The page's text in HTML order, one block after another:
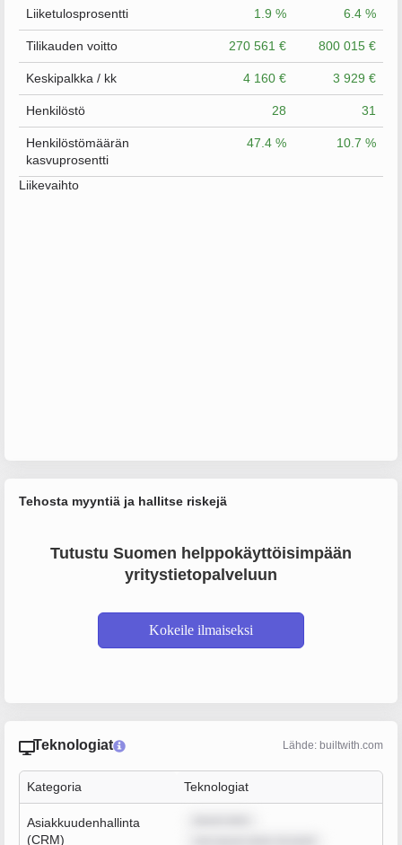
Liiketulosprosentti 1.9 % 6.4 %
Tilikauden voitto 270 561 € 800 015 €
Keskipalkka / kk 4 160 € 3 929 €
Henkilöstö 28 31
Henkilöstömäärän
kasvuprosentti
47.4 % 10.7 %
Liikevaihto
Tehosta myyntiä ja hallitse riskejä
Tutustu Suomen helppokäyttöisimpään
yritystietopalveluun
Kokeile ilmaiseksi
Teknologiat Lähde: builtwith.com
Kategoria Teknologiat
Asiakkuudenhallinta
(CRM)